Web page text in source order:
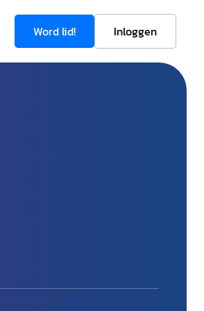
Word lid! Inloggen